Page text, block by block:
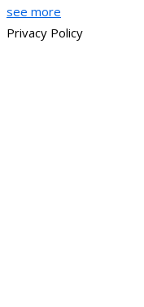
see more
Privacy Policy